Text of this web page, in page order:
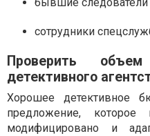
сотрудники
Проверить
детективного
Хорошее детективное
предложение, которое
модифицировано и